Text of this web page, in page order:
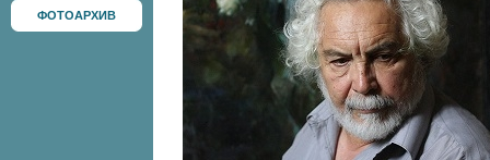
ФОТОАРХИВ